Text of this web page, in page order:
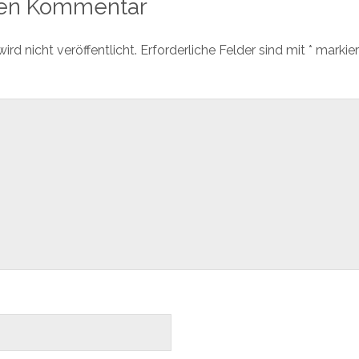
Kommentar
nicht veröffentlicht. Erforderliche Felder sind mit *